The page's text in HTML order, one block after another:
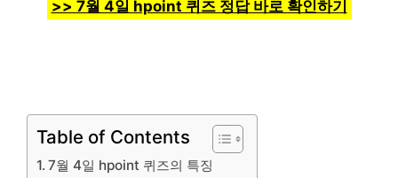
>> 7월 4일 hpoint 퀴즈 정답 바로 확인하기
Table of Contents
7월 4일 hpoint 퀴즈의 특징